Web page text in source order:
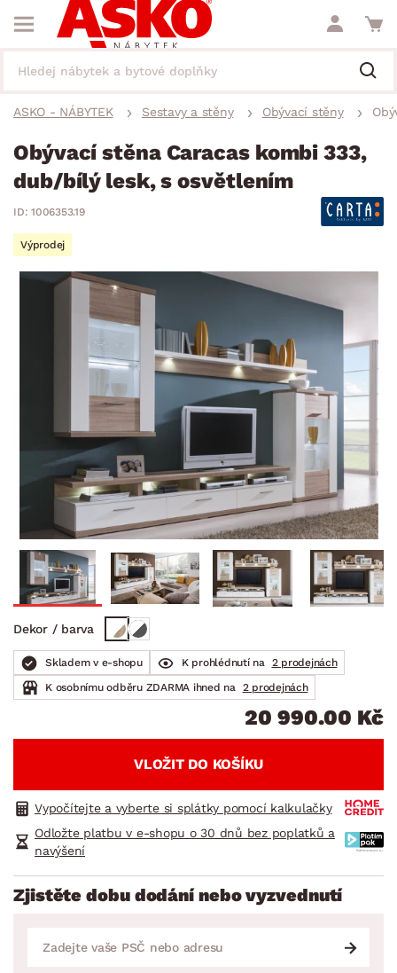
ASKO - NÁBYTEK Sestavy a stěny Obývací stěny
Obývací stěna Caracas kombi 333,
dub/bílý lesk, s osvětlením
ID: 1006353.19
Výprodej
Dekor / barva
Skladem v e-shopu K prohlédnutí na
2 prodejnách
K osobnímu odběru ZDARMA ihned na
2 prodejnách
20 990.00 Kč
VLOŽIT DO KOŠÍKU
Vypočítejte a vyberte si splátky pomocí kalkulačky
Odložte platbu v e-shopu o 30 dnů bez poplatků a
navýšení
Zjistěte dobu dodání nebo vyzvednutí